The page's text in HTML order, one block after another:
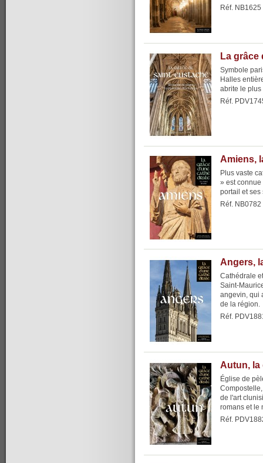
Réf. NB1625
La grâce
Symbole
Halles
abrite le
Réf.
Amiens,
Plus vaste
» est
portail et
Réf. NB0782
Angers,
Cathédrale
Saint-
angevin, qui
de la région.
Réf.
Autun, la
Église de
de l'art
romans et le
Réf.